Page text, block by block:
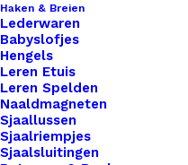
Haken & Breien
Lederwaren
Babyslofjes
Hengels
Leren Etuis
Leren Spelden
Naaldmagneten
Sjaallussen
Sjaalriempjes
Sjaalsluitingen
Wit
aantal
Toevoegen aan
Artikelnummer